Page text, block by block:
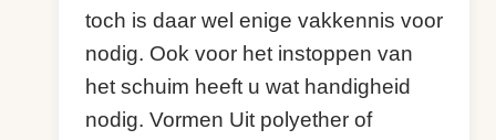
toch is daar wel enige vakkennis voor
nodig. Ook voor het instoppen van
het schuim heeft u wat handigheid
nodig. Vormen Uit polyether of